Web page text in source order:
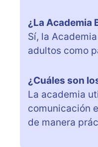
¿La Academia
Sí, la
adultos como
¿Cuáles son
La academia
comunicación
de manera